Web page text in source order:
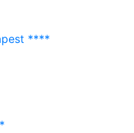
****